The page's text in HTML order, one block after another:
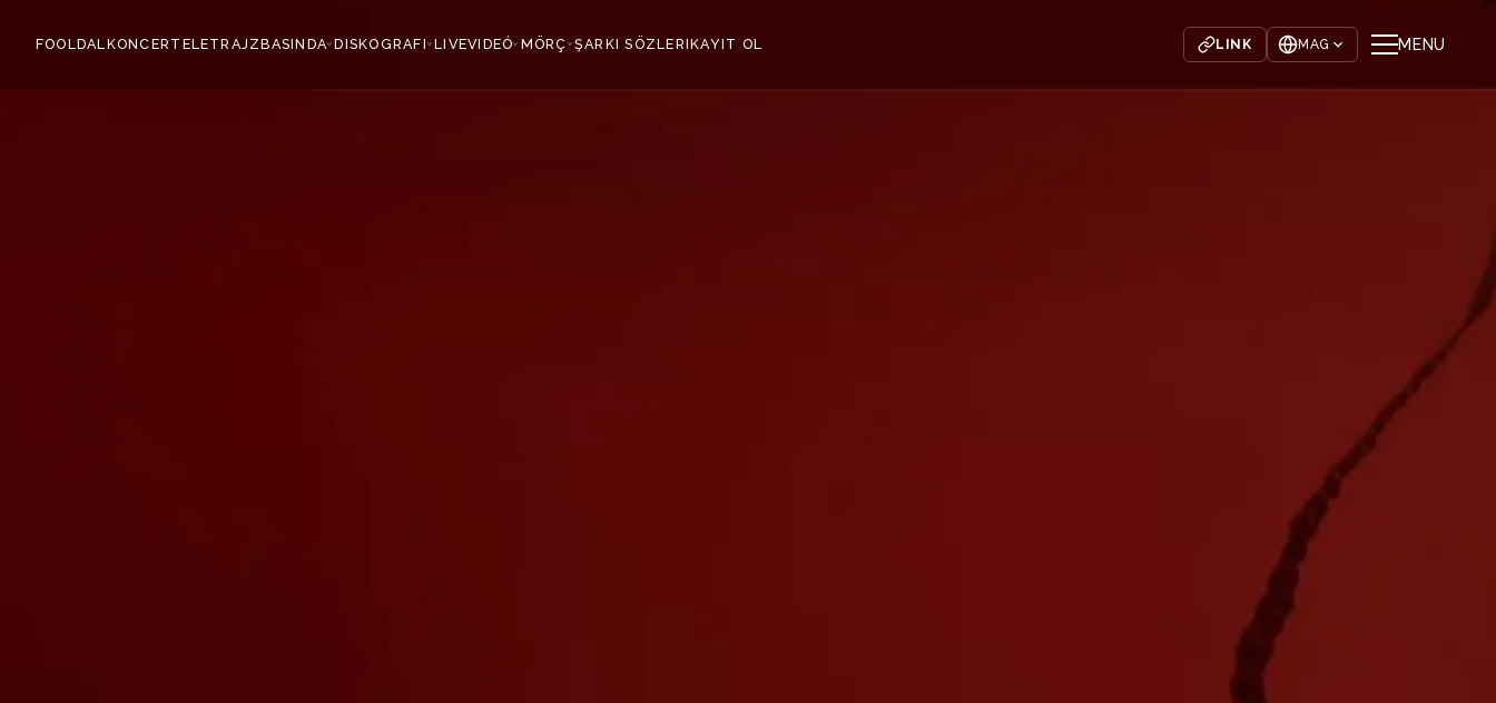
FOOLDALKONCERT ELETRAJZBASINDA›DISKOGRAFI›LIVEVIDEÓ›MÖRÇ›ŞARKI SÖZLERIKAYIT OL LINK MAG MENU